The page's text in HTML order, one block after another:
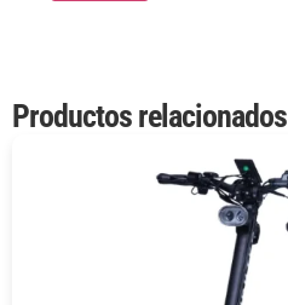
Productos relacionados